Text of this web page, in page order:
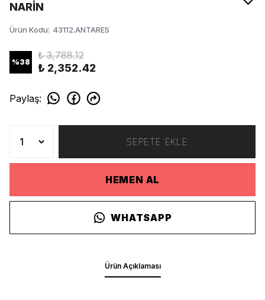
NARİN
Ürün Kodu: 43112.ANTARES
%38
₺ 3,788.12
₺ 2,352.42
Paylaş:
SEPETE EKLE
HEMEN AL
WHATSAPP
Ürün Açıklaması